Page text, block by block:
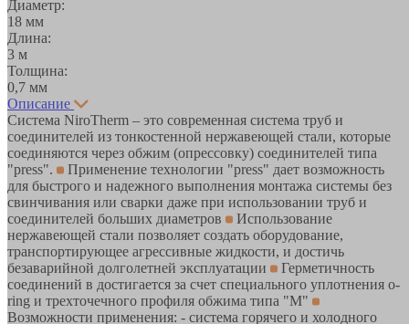
Диаметр:
18 мм
Длина:
3 м
Толщина:
0,7 мм
Описание
Система NiroTherm – это современная система труб и
соединителей из тонкостенной нержавеющей стали, которые
соединяются через обжим (опрессовку) соединителей типа
"press".
Применение технологии "press" дает возможность
для быстрого и надежного выполнения монтажа системы без
свинчивания или сварки даже при использовании труб и
соединителей больших диаметров
Использование
нержавеющей стали позволяет создать оборудование,
транспортирующее агрессивные жидкости, и достичь
безаварийной долголетней эксплуатации
Герметичность
соединений в достигается за счет специального уплотнения o-
ring и трехточечного профиля обжима типа "M"
Возможности применения: - система горячего и холодного